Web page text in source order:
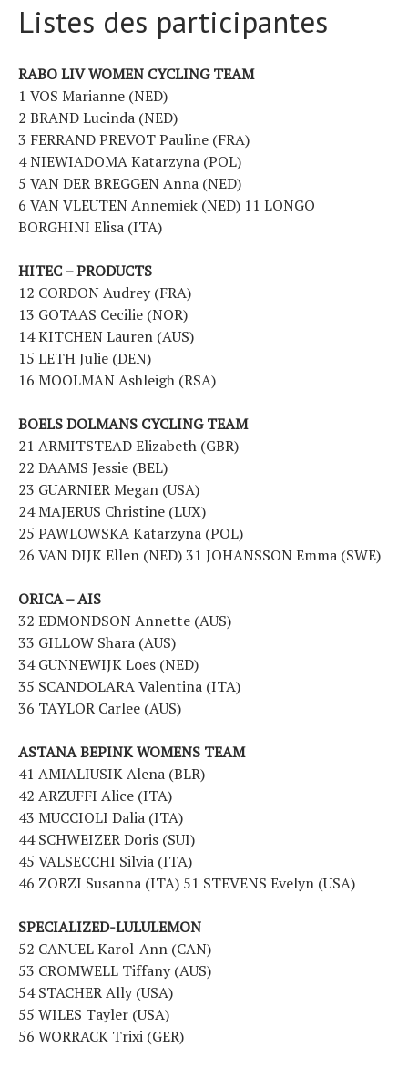
Listes des participantes
RABO LIV WOMEN CYCLING TEAM
1 VOS Marianne (NED)
2 BRAND Lucinda (NED)
3 FERRAND PREVOT Pauline (FRA)
4 NIEWIADOMA Katarzyna (POL)
5 VAN DER BREGGEN Anna (NED)
6 VAN VLEUTEN Annemiek (NED) 11 LONGO
BORGHINI Elisa (ITA)
HITEC – PRODUCTS
12 CORDON Audrey (FRA)
13 GOTAAS Cecilie (NOR)
14 KITCHEN Lauren (AUS)
15 LETH Julie (DEN)
16 MOOLMAN Ashleigh (RSA)
BOELS DOLMANS CYCLING TEAM
21 ARMITSTEAD Elizabeth (GBR)
22 DAAMS Jessie (BEL)
23 GUARNIER Megan (USA)
24 MAJERUS Christine (LUX)
25 PAWLOWSKA Katarzyna (POL)
26 VAN DIJK Ellen (NED) 31 JOHANSSON Emma (SWE)
ORICA – AIS
32 EDMONDSON Annette (AUS)
33 GILLOW Shara (AUS)
34 GUNNEWIJK Loes (NED)
35 SCANDOLARA Valentina (ITA)
36 TAYLOR Carlee (AUS)
ASTANA BEPINK WOMENS TEAM
41 AMIALIUSIK Alena (BLR)
42 ARZUFFI Alice (ITA)
43 MUCCIOLI Dalia (ITA)
44 SCHWEIZER Doris (SUI)
45 VALSECCHI Silvia (ITA)
46 ZORZI Susanna (ITA) 51 STEVENS Evelyn (USA)
SPECIALIZED-LULULEMON
52 CANUEL Karol-Ann (CAN)
53 CROMWELL Tiffany (AUS)
54 STACHER Ally (USA)
55 WILES Tayler (USA)
56 WORRACK Trixi (GER)